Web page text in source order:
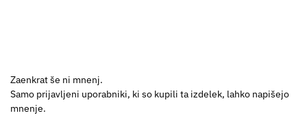
Zaenkrat še ni mnenj.
Samo prijavljeni uporabniki, ki so kupili ta izdelek, lahko napišejo
mnenje.